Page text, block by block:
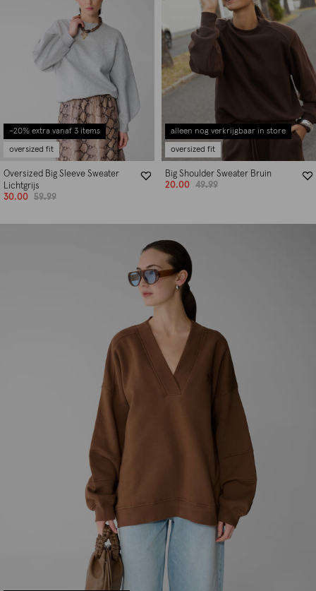
-20% extra vanaf 3 items
oversized fit
Oversized Big Sleeve Sweater
Lichtgrijs
30.00
59.99
alleen nog verkrijgbaar in store
oversized fit
Big Shoulder Sweater Bruin
20.00
49.99